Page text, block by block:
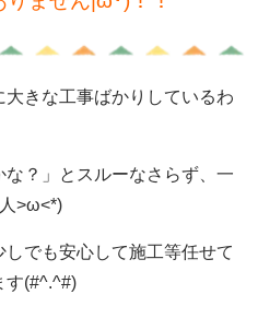
きな工事ばかりしているわ
な？」とスルーなさらず、一
>ω<*)
でも安心して施工等任せて
す(#^.^#)